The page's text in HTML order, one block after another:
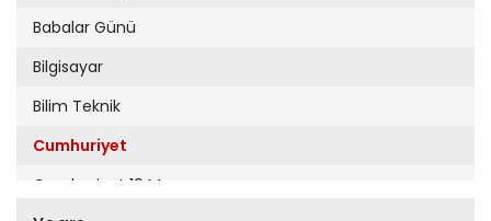
Babalar Günü
Bilgisayar
Bilim Teknik
Cumhuriyet
Cumhuriyet 19 Mayıs